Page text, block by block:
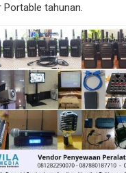
Portable tahunan.